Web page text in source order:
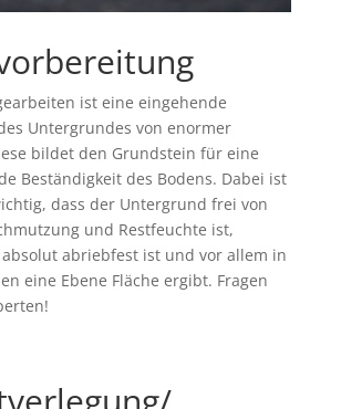
ist eine eingehende
Untergrundes von enormer
bildet den Grundstein für eine
Beständigkeit des Bodens. Dabei ist
dass der Untergrund frei von
und Restfeuchte ist,
abriebfest ist und vor allem in
eine Ebene Fläche ergibt. Fragen